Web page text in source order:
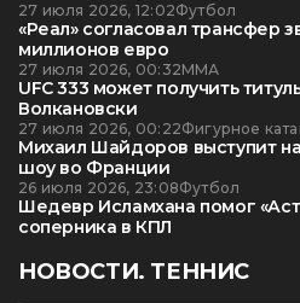
27 июля 2026, 12:02Футбол
«Реал» согласовал трансфер
миллионов евро
27 июля 2026, 00:32ММА
UFC 333 может получить
Волкановски
27 июля 2026, 00:22Фигурное
Михаил Шайдоров выступит
шоу во Франции
26 июля 2026, 23:08Футбол
Шедевр Исламхана помог
соперника в КПЛ
НОВОСТИ. ТЕННИС